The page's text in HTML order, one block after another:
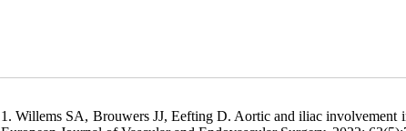
1. Willems SA, Brouwers JJ, Eefting D. Aortic and iliac involvement